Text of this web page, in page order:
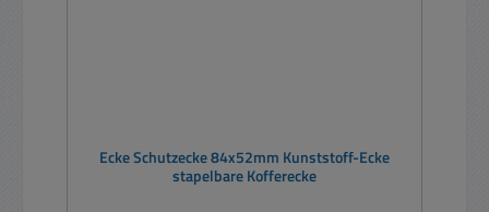
Ecke Schutzecke 84x52mm Kunststoff-Ecke
stapelbare Kofferecke